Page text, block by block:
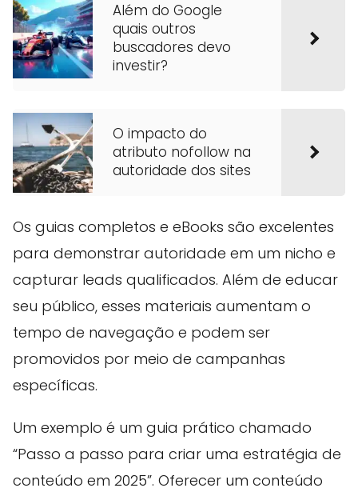
Além do Google
quais outros
buscadores devo
investir?
O impacto do
atributo nofollow na
autoridade dos sites
Os guias completos e eBooks são excelentes
para demonstrar autoridade em um nicho e
capturar leads qualificados. Além de educar
seu público, esses materiais aumentam o
tempo de navegação e podem ser
promovidos por meio de campanhas
específicas.
Um exemplo é um guia prático chamado
“Passo a passo para criar uma estratégia de
conteúdo em 2025”. Oferecer um conteúdo